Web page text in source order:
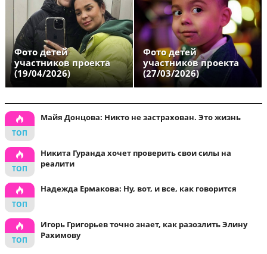
Фото детей
участников проекта
(19/04/2026)
Фото детей
участников проекта
(27/03/2026)
Майя Донцова: Никто не застрахован. Это жизнь
Никита Гуранда хочет проверить свои силы на
реалити
Надежда Ермакова: Ну, вот, и все, как говорится
Игорь Григорьев точно знает, как разозлить Элину
Рахимову